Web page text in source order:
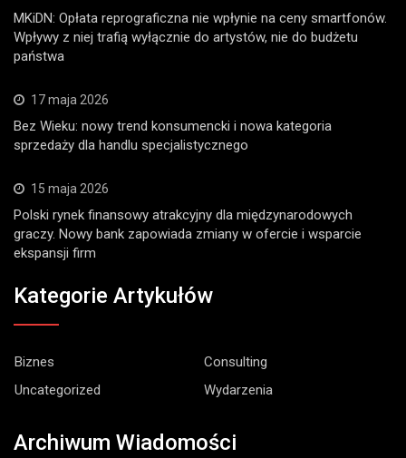
MKiDN: Opłata reprograficzna nie wpłynie na ceny smartfonów.
Wpływy z niej trafią wyłącznie do artystów, nie do budżetu
państwa
17 maja 2026
Bez Wieku: nowy trend konsumencki i nowa kategoria
sprzedaży dla handlu specjalistycznego
15 maja 2026
Polski rynek finansowy atrakcyjny dla międzynarodowych
graczy. Nowy bank zapowiada zmiany w ofercie i wsparcie
ekspansji firm
Kategorie Artykułów
Biznes
Consulting
Uncategorized
Wydarzenia
Archiwum Wiadomości